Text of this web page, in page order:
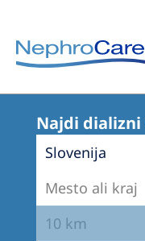
Europe
Czech Republic
France
Germany
Israel
Najdi
Slovenija
Mesto ali kraj
10 km